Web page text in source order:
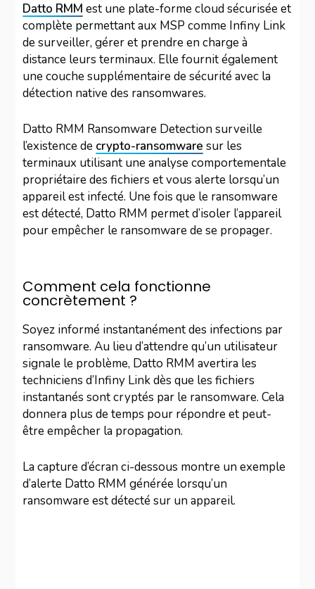
Datto RMM est une plate-forme cloud sécurisée et
complète permettant aux MSP comme Infiny Link
de surveiller, gérer et prendre en charge à
distance leurs terminaux. Elle fournit également
une couche supplémentaire de sécurité avec la
détection native des ransomwares.
Datto RMM Ransomware Detection surveille
l’existence de crypto-ransomware sur les
terminaux utilisant une analyse comportementale
propriétaire des fichiers et vous alerte lorsqu’un
appareil est infecté. Une fois que le ransomware
est détecté, Datto RMM permet d’isoler l’appareil
pour empêcher le ransomware de se propager.
Comment cela fonctionne
concrètement ?
Soyez informé instantanément des infections par
ransomware. Au lieu d’attendre qu’un utilisateur
signale le problème, Datto RMM avertira les
techniciens d’Infiny Link dès que les fichiers
instantanés sont cryptés par le ransomware. Cela
donnera plus de temps pour répondre et peut-
être empêcher la propagation.
La capture d’écran ci-dessous montre un exemple
d’alerte Datto RMM générée lorsqu’un
ransomware est détecté sur un appareil.